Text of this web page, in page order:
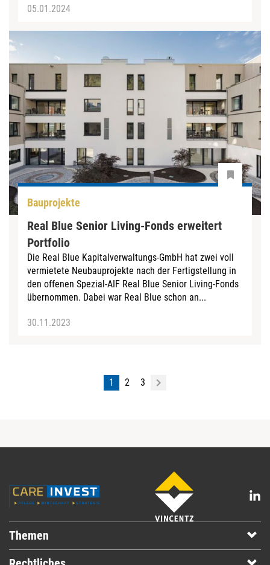
05.01.2024
Bauprojekte
Real Blue Senior Living-Fonds erweitert
Portfolio
Die Real Blue Kapitalverwaltungs-GmbH hat zwei voll
vermietete Neubauprojekte nach der Fertigstellung in
den offenen Spezial-AIF Real Blue Senior Living-Fonds
übernommen. Dabei war Real Blue schon an...
30.11.2023
1 2 3
Themen